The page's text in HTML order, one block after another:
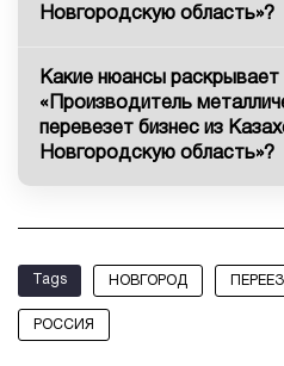
Новгородскую область»?
Какие нюансы
«Производитель
перевезет бизнес из
Новгородскую область»?
Tags НОВГОРОД
РОССИЯ